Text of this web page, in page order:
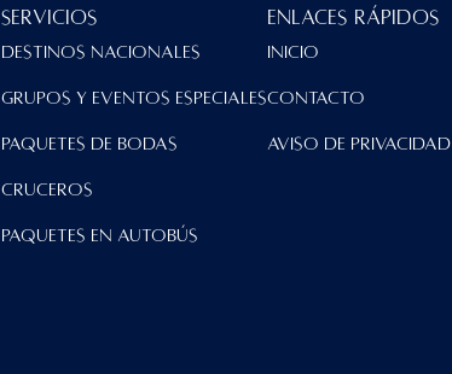
Servicios
Destinos Nacionales
Grupos y Eventos Especiales
Paquetes de Bodas
Cruceros
Paquetes en Autobús
Enlaces Rápidos
Inicio
contacto
Aviso de Privacidad